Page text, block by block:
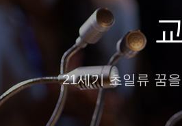
21세기 초일류 꿈